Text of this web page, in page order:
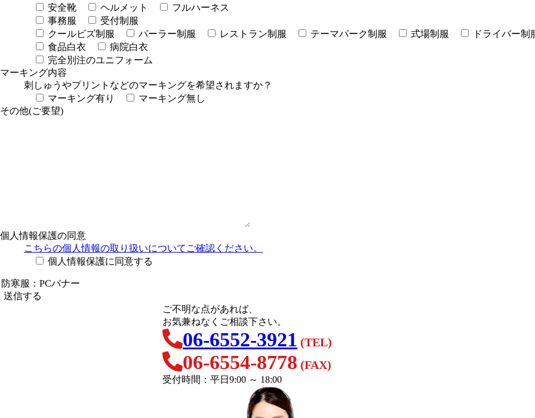
安全靴
ヘルメット
フルハーネス
事務服
受付制服
クールビズ制服
パーラー制服 レストラン制服 テーマパーク制服 式場制服 ドライバー制
食品白衣
病院白衣
完全別注のユニフォーム
マーキング内容
刺しゅうやプリントなどのマーキングを希望されますか？
マーキング有り
マーキング無し
その他(ご要望)
個人情報保護の同意
こちらの個人情報の取り扱いについてご確認ください。
個人情報保護に同意する
ご不明な点があれば、
お気兼ねなくご相談下さい。
06-6552-3921 (TEL)
06-6554-8778 (FAX)
受付時間：平日9:00 ～ 18:00